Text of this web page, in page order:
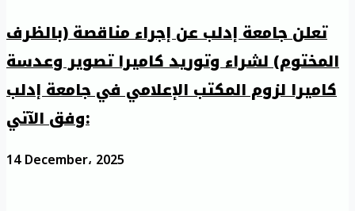
تعلن جامعة إدلب عن إجراء مناقصة (بالظرف
المختوم) لشراء وتوريد كاميرا تصوير وعدسة
كاميرا لزوم المكتب الإعلامي في جامعة إدلب
وفق الآتي:
14 December، 2025